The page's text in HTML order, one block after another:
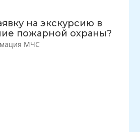
на экскурсию в
пожарной охраны?
МЧС